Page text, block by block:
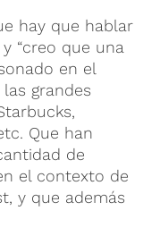
hay que hablar
y “creo que una
en el
grandes
Que han
de
el contexto de
y que además